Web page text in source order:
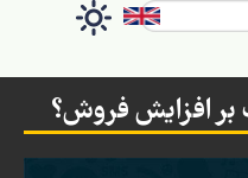
بر افزایش فروش؟